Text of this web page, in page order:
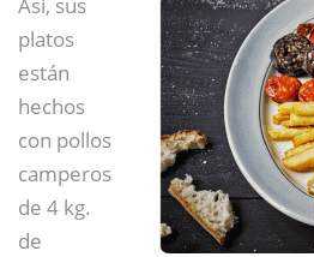
platos
están
hechos
con pollos
camperos
de 4 kg.
de